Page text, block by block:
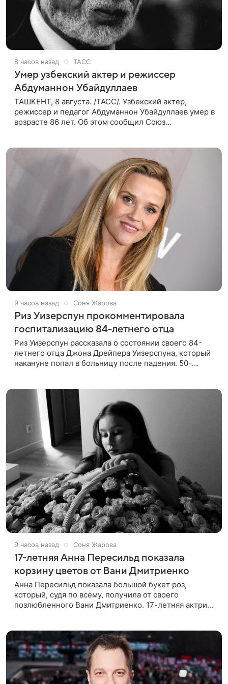
8 часов назад ТАСС
Умер узбекский актер и режиссер
Абдуманнон Убайдуллаев
ТАШКЕНТ, 8 августа. /ТАСС/. Узбекский актер,
режиссер и педагог Абдуманнон Убайдуллаев умер в
возрасте 86 лет. Об этом сообщил Союз
9 часов назад Соня Жарова
Риз Уизерспун прокомментировала
госпитализацию 84-летнего отца
Риз Уизерспун рассказала о состоянии своего 84-
летнего отца Джона Дрейпера Уизерспуна, который
накануне попал в больницу после падения. 50-
9 часов назад Соня Жарова
17-летняя Анна Пересильд показала
корзину цветов от Вани Дмитриенко
Анна Пересильд показала большой букет роз,
который, судя по всему, получилa от своего
позлюбленного Вани Дмитриенко. 17-летняя актриса